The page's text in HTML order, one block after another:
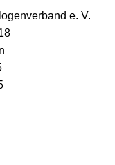
e. V.